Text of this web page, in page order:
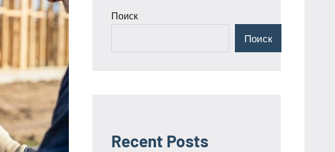
Поиск
Поиск
Recent Posts